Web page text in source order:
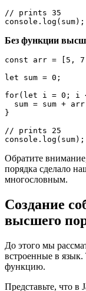
// prints 35
console.log(sum);
Без функции
const arr = [5,
let sum = 0;
for(let i = 0; i
sum = sum +
}
// prints 25
console.log(sum);
Обратите
порядка сделало
многословным.
Создание
высшего
До этого мы
встроенные в язык.
функцию.
Представьте, что в